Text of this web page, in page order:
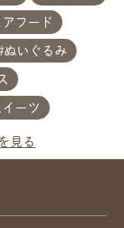
フード
ぬいぐるみ
ーツ
見る